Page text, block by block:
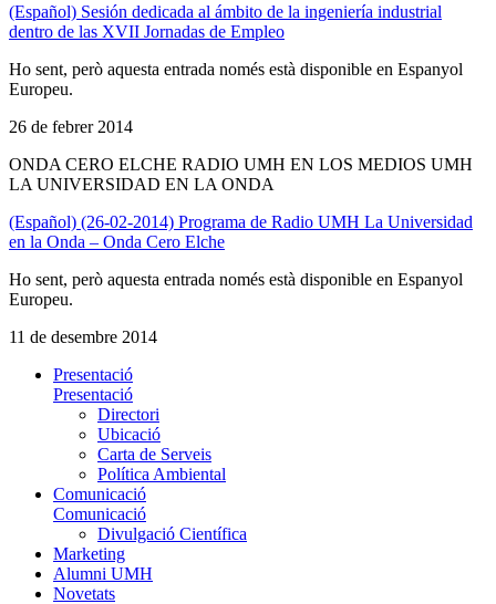
(Español) Sesión dedicada al ámbito de la ingeniería industrial
dentro de las XVII Jornadas de Empleo
Ho sent, però aquesta entrada només està disponible en Espanyol
Europeu.
26 de febrer 2014
ONDA CERO ELCHE RADIO UMH EN LOS MEDIOS UMH
LA UNIVERSIDAD EN LA ONDA
(Español) (26-02-2014) Programa de Radio UMH La Universidad
en la Onda – Onda Cero Elche
Ho sent, però aquesta entrada només està disponible en Espanyol
Europeu.
11 de desembre 2014
Presentació
Presentació
Directori
Ubicació
Carta de Serveis
Política Ambiental
Comunicació
Comunicació
Divulgació Científica
Marketing
Alumni UMH
Novetats